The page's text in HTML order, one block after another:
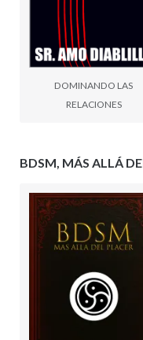
DOMINANDO LAS
RELACIONES
BDSM, MÁS ALLÁ